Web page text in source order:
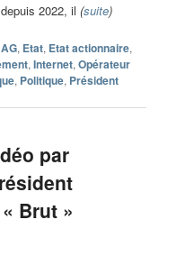
2022, il(suite)
AG, Etat, Etat actionnaire,
,Internet,Opérateur
, Politique, Président
par
Brut »